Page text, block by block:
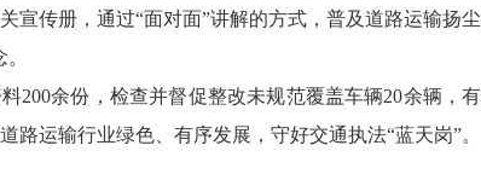
宣传册，通过“面对面”讲解的方式，普及道路运输
200余份，检查并督促整改未规范覆盖车辆20余辆
路运输行业绿色、有序发展，守好交通执法“蓝天岗”。